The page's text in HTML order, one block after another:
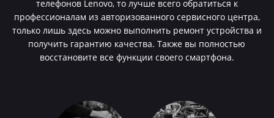
телефонов Lenovo, то лучше всего обратиться к
профессионалам из авторизованного сервисного центра,
только лишь здесь можно выполнить ремонт устройства и
получить гарантию качества. Также вы полностью
восстановите все функции своего смартфона.